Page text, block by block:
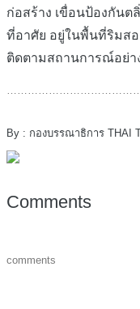
ก่อสร้าง เขื่อนป้องกันต
ที่อาศัย อยู่ในพื้นที่ริมสอ
ติดตามสถานการณ์อย่า
By : กองบรรณาธิการ THAI
Comments
comments